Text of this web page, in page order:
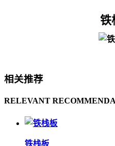
铁
相关推荐
RELEVANT
铁栈板